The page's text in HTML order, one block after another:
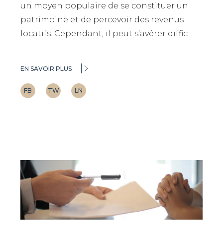
un moyen populaire de se constituer un
patrimoine et de percevoir des revenus
locatifs. Cependant, il peut s’avérer diffic
EN SAVOIR PLUS
FB TW LN